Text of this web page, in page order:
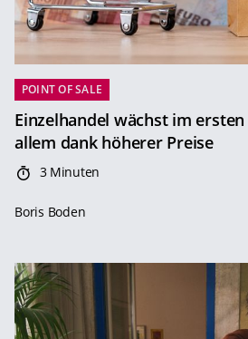
POINT OF SALE
Einzelhandel wächst im
allem dank höherer Preise
3 Minuten
Boris Boden